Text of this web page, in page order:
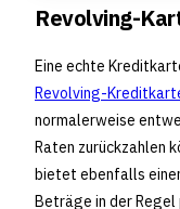
Revolving-
Eine echte
Revolving-
normalerweise
Raten zurückzahlen
bietet ebenfalls
Beträge in der